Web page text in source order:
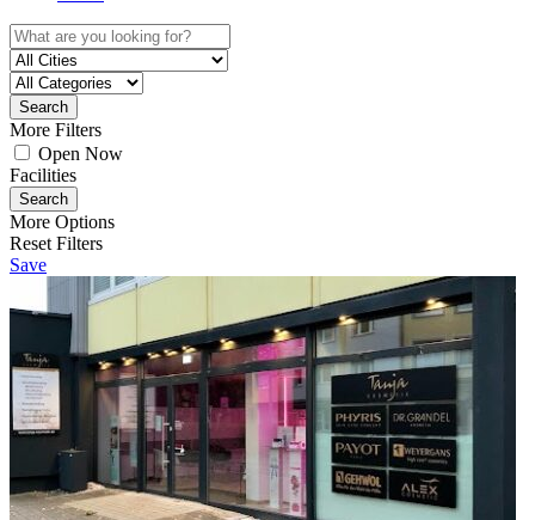
Search
More Filters
Open Now
Facilities
Search
More Options
Reset Filters
Save